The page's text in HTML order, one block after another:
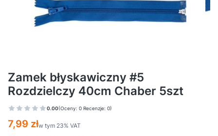
Zamek błyskawiczny #5
Rozdzielczy 40cm Chaber 5szt
0.00(Oceny: 0 Recenzje: 0)
Cena
7,99 złw tym 23% VAT
w tym 23% VAT